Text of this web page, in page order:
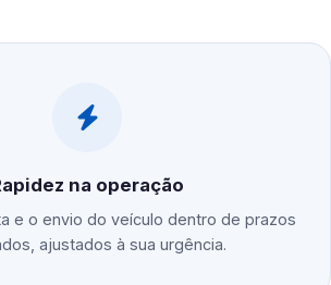
na operação
e o envio do veículo dentro de prazos
ajustados à sua urgência.